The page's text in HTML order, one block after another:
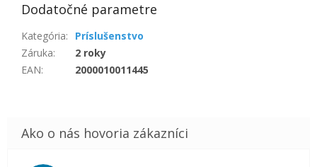
Dodatočné parametre
Kategória:
Príslušenstvo
Záruka:
2 roky
EAN: 2000010011445